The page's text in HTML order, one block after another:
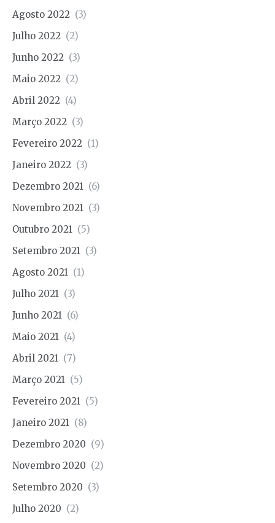
Agosto 2022 (3)
Julho 2022 (2)
Junho 2022 (3)
Maio 2022 (2)
Abril 2022 (4)
Março 2022 (3)
Fevereiro 2022 (1)
Janeiro 2022 (3)
Dezembro 2021 (6)
Novembro 2021 (3)
Outubro 2021 (5)
Setembro 2021 (3)
Agosto 2021 (1)
Julho 2021 (3)
Junho 2021 (6)
Maio 2021 (4)
Abril 2021 (7)
Março 2021 (5)
Fevereiro 2021 (5)
Janeiro 2021 (8)
Dezembro 2020 (9)
Novembro 2020 (2)
Setembro 2020 (3)
Julho 2020 (2)